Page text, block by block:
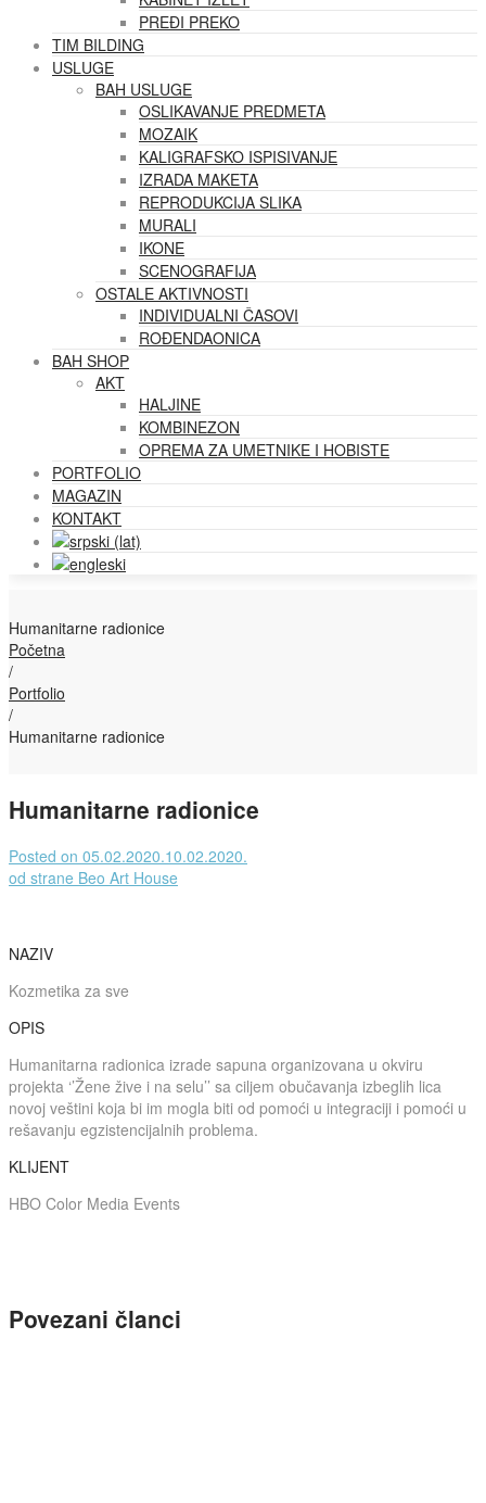
PREĐI PREKO
TIM BILDING
USLUGE
BAH USLUGE
OSLIKAVANJE PREDMETA
MOZAIK
KALIGRAFSKO ISPISIVANJE
IZRADA MAKETA
REPRODUKCIJA SLIKA
MURALI
IKONE
SCENOGRAFIJA
OSTALE AKTIVNOSTI
INDIVIDUALNI ČASOVI
ROĐENDAONICA
BAH SHOP
AKT
HALJINE
KOMBINEZON
OPREMA ZA UMETNIKE I HOBISTE
PORTFOLIO
MAGAZIN
KONTAKT
Humanitarne radionice
Početna
/
Portfolio
/
Humanitarne radionice
Humanitarne radionice
Posted on 05.02.2020.10.02.2020.
od strane Beo Art House
NAZIV
Kozmetika za sve
OPIS
Humanitarna radionica izrade sapuna organizovana u okviru
projekta ‘’Žene žive i na selu’’ sa ciljem obučavanja izbeglih lica
novoj veštini koja bi im mogla biti od pomoći u integraciji i pomoći u
rešavanju egzistencijalnih problema.
KLIJENT
HBO Color Media Events
Povezani članci